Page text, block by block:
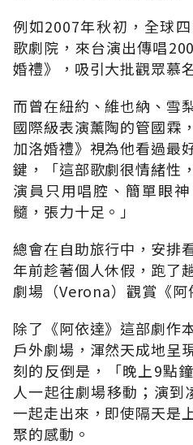
例如2007年秋初，全球
歌劇院，來台演出傳唱
婚禮》，吸引大批觀眾慕
而曾在紐約、維也納、雪
國際級表演薰陶的管國霖
加洛婚禮》視為他看過最
鍵，「這部歌劇很情緒性
演員只用唱腔、簡單眼
髓，張力十足。」
總會在自助旅行中，安排
年前趁著個人休假，跑了
劇場（Verona）觀賞《阿
除了《阿依達》這部劇作
戶外劇場，渾然天成地呈
刻的反倒是，「晚上9點
人一起往劇場移動；演到
一起走出來，即使隔天是
聚的感動。